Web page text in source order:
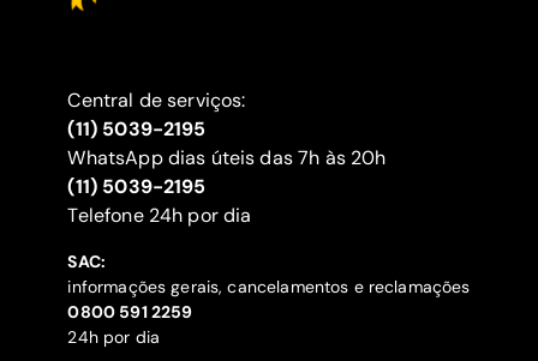
Central de serviços:
(11) 5039-2195
WhatsApp dias úteis das 7h às 20h
(11) 5039-2195
‍Telefone 24h por dia
SAC:
informações gerais, cancelamentos e reclamações
‍0800 591 2259
24h por dia